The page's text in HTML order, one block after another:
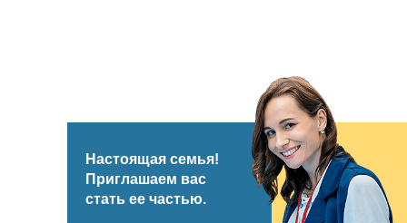
Настоящая семья!
Приглашаем вас
стать ее частью.